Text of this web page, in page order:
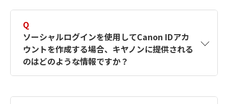
す。詳しい作成方法は【カメラ】Canon IDとは
何ですか？Canon IDの作成方法は？をご確認く
ださい。
Q
ソーシャルログインを使用してCanon IDアカ
ウントを作成する場合、キヤノンに提供される
のはどのような情報ですか？